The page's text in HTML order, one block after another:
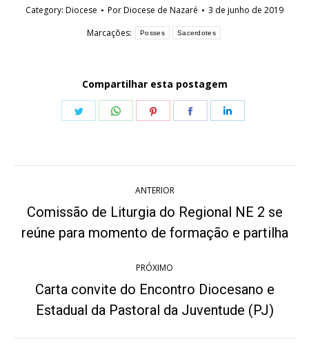
Category: Diocese PorDiocese de Nazaré
3 de junho de 2019
Marcações:
Posses Sacerdotes
Compartilhar esta postagem
Share
Share
Share
Share
de
post:
ANTERIOR
Post
anterior:
Comissão de Liturgia do Regional NE 2 se
reúne para momento de formação e partilha
PRÓXIMO
Próximo
post:
Carta convite do Encontro Diocesano e
Estadual da Pastoral da Juventude (PJ)